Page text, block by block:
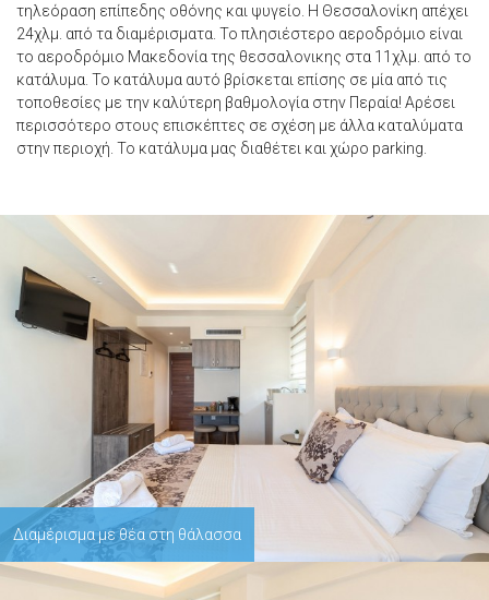
τηλεόραση επίπεδης οθόνης και ψυγείο. Η Θεσσαλονίκη απέχει
24χλμ. από τα διαμέρισματα. Το πλησιέστερο αεροδρόμιο είναι
το αεροδρόμιο Μακεδονία της θεσσαλονικης στα 11χλμ. από το
κατάλυμα. Το κατάλυμα αυτό βρίσκεται επίσης σε μία από τις
τοποθεσίες με την καλύτερη βαθμολογία στην Περαία! Αρέσει
περισσότερο στους επισκέπτες σε σχέση με άλλα καταλύματα
στην περιοχή. Το κατάλυμα μας διαθέτει και χώρο parking.
Διαμέρισμα με θέα στη θάλασσα